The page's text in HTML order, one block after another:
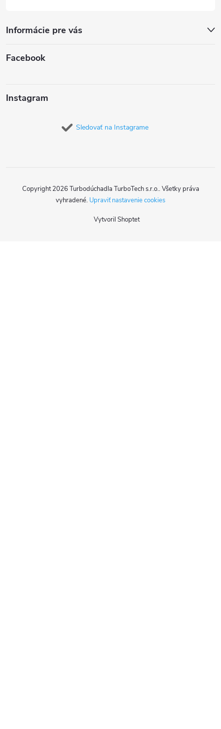
Informácie pre vás
Facebook
Instagram
Sledovať na Instagrame
Vytvoril Shoptet
Copyright 2026 Turbodúchadla TurboTech s.r.o.. Všetky práva
vyhradené. Upraviť nastavenie cookies